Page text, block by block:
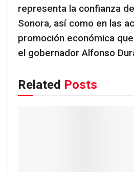
representa la confianza
Sonora, así como en las
promoción económica
el gobernador Alfonso
Related Posts